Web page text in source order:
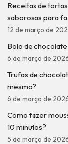
Receitas de
saborosas para
12 de março de
Bolo de
6 de março de 2026
Trufas de
mesmo?
6 de março de 2026
Como fazer
10 minutos?
5 de março de 2026